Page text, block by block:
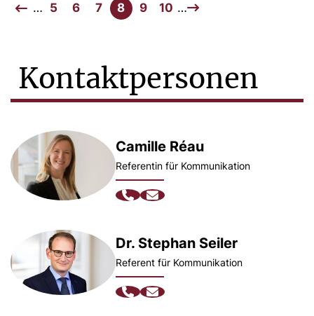
… 5 6 7 8 9 10 …
Kontaktpersonen
Camille Réau
Referentin für Kommunikation
Dr. Stephan Seiler
Referent für Kommunikation